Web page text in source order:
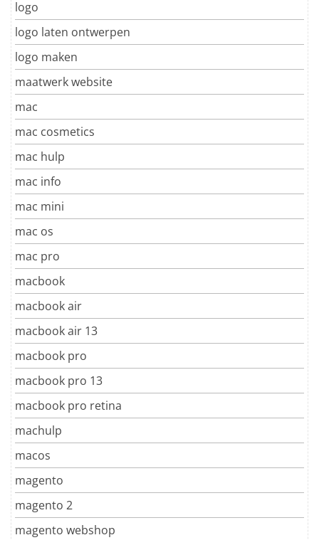
logo
logo laten ontwerpen
logo maken
maatwerk website
mac
mac cosmetics
mac hulp
mac info
mac mini
mac os
mac pro
macbook
macbook air
macbook air 13
macbook pro
macbook pro 13
macbook pro retina
machulp
macos
magento
magento 2
magento webshop